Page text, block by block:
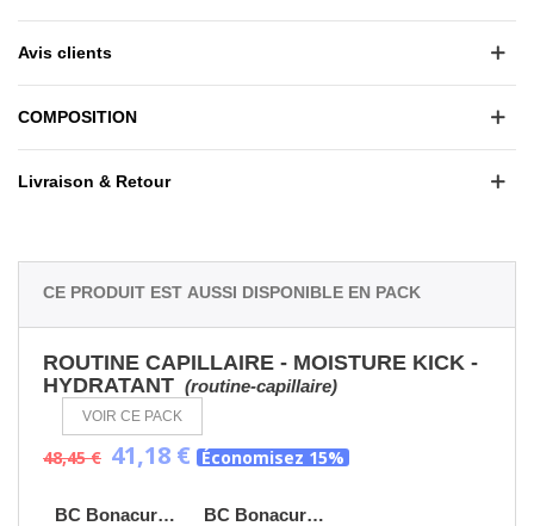
Avis clients
COMPOSITION
Livraison & Retour
Ce produit est aussi disponible en pack
ROUTINE CAPILLAIRE - MOISTURE KICK -
HYDRATANT (routine-capillaire)
VOIR CE PACK
48,45 € 41,18 € Économisez 15%
BC Bonacure Moisture Kick Shampooing 250ml BC Bonacure Moisture Kick Masque 200ml